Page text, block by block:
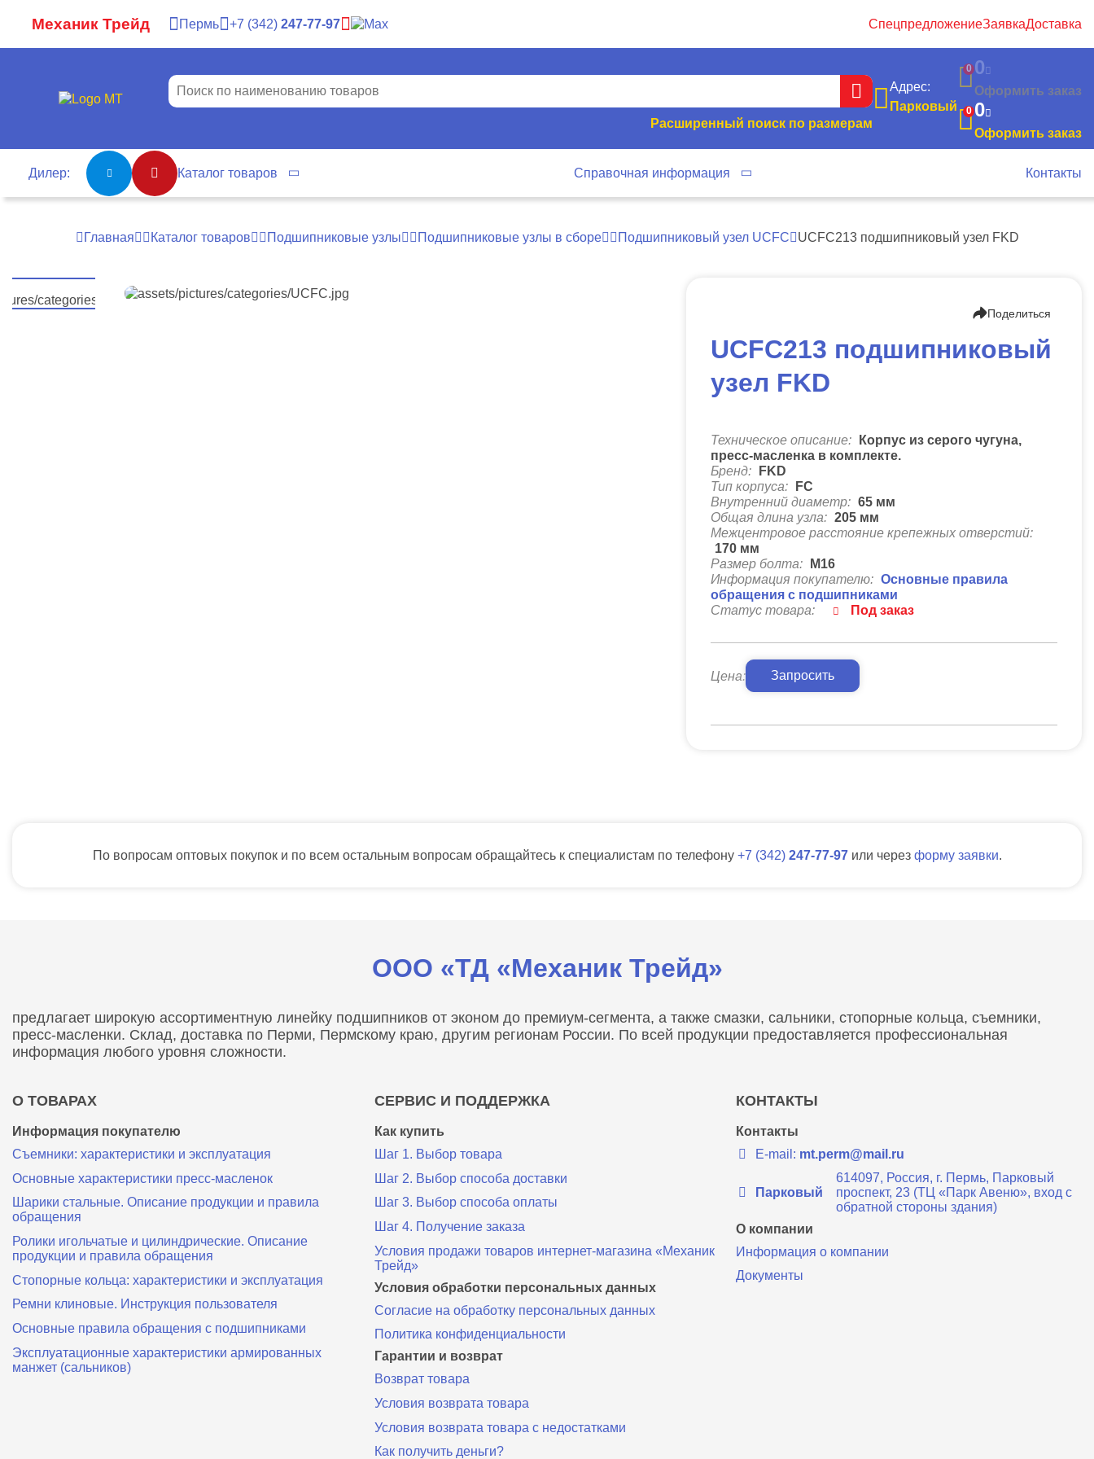
Механик Трейд Пермь 7 342 247-77-97 СпецпредложениеЗаявкаДоставка
Расширенный поиск по размерам
Адрес:
Парковый
0 0
Оформить заказ
0 0
Оформить заказ
Дилер: Каталог товаров Справочная информация Контакты
Главная Каталог товаров Подшипниковые узлы Подшипниковые узлы в сборе Подшипниковый узел UCFC UCFC213 подшипниковый узел FKD
Поделиться
UCFC213 подшипниковый
узел FKD
Техническое описание:
Корпус из серого чугуна,
пресс-масленка в комплекте.
Бренд:
FKD
Тип корпуса:
FC
Внутренний диаметр: 65 мм
Общая длина узла: 205 мм
Межцентровое расстояние крепежных отверстий:
170 мм
Размер болта:
М16
Информация покупателю: Основные правила
обращения с подшипниками
Статус товара:
Под заказ
Цена: Запросить
По вопросам оптовых покупок и по всем остальным вопросам обращайтесь к специалистам по телефону 7 342 247-77-97 или через форму заявки.
ООО «ТД «Механик Трейд»
предлагает широкую ассортиментную линейку подшипников от эконом до премиум-сегмента, а также смазки, сальники, стопорные кольца, съемники,
пресс-масленки. Склад, доставка по Перми, Пермскому краю, другим регионам России. По всей продукции предоставляется профессиональная
информация любого уровня сложности.
О ТОВАРАХ
Информация покупателю
Съемники: характеристики и эксплуатация
Основные характеристики пресс‑масленок
Шарики стальные. Описание продукции и правила
обращения
Ролики игольчатые и цилиндрические. Описание
продукции и правила обращения
Стопорные кольца: характеристики и эксплуатация
Ремни клиновые. Инструкция пользователя
Основные правила обращения с подшипниками
Эксплуатационные характеристики армированных
манжет (сальников)
СЕРВИС И ПОДДЕРЖКА
Как купить
Шаг 1. Выбор товара
Шаг 2. Выбор способа доставки
Шаг 3. Выбор способа оплаты
Шаг 4. Получение заказа
Условия продажи товаров интернет-магазина «Механик
Трейд»
Условия обработки персональных данных
Согласие на обработку персональных данных
Политика конфиденциальности
Гарантии и возврат
Возврат товара
Условия возврата товара
Условия возврата товара с недостатками
Как получить деньги?
КОНТАКТЫ
Контакты
E-mail: mt.perm@mail.ru
Парковый
614097, Россия, г. Пермь, Парковый
проспект, 23 (ТЦ «Парк Авеню», вход с
обратной стороны здания)
О компании
Информация о компании
Документы